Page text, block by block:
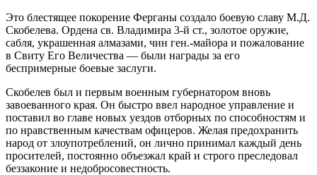
Это блестящее покорение Ферганы создало боевую славу М.Д.
Скобелева. Ордена св. Владимира 3-й ст., золотое оружие,
сабля, украшенная алмазами, чин ген.-майора и пожалование
в Свиту Его Величества — были награды за его
беспримерные боевые заслуги.
Скобелев был и первым военным губернатором вновь
завоеванного края. Он быстро ввел народное управление и
поставил во главе новых уездов отборных по способностям и
по нравственным качествам офицеров. Желая предохранить
народ от злоупотреблений, он лично принимал каждый день
просителей, постоянно объезжал край и строго преследовал
беззаконие и недобросовестность.